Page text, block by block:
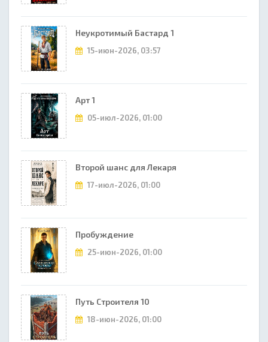
Неукротимый Бастард 1
15-июн-2026, 03:57
Арт 1
05-июл-2026, 01:00
Второй шанс для Лекаря
17-июл-2026, 01:00
Пробуждение
25-июн-2026, 01:00
Путь Строителя 10
18-июн-2026, 01:00